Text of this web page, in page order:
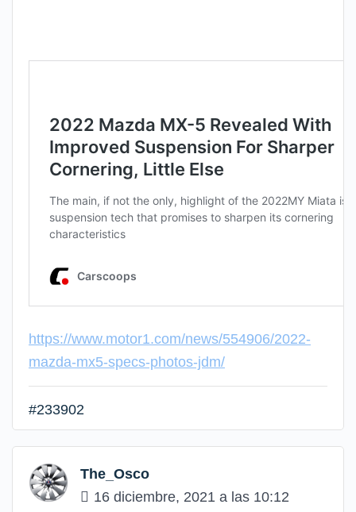
https://www.motor1.com/news/554906/2022-
mazda-mx5-specs-photos-jdm/
#233902
The_Osco
16 diciembre, 2021 a las 10:12